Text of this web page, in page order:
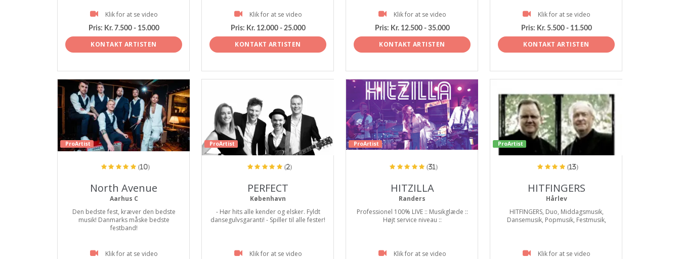
Klik for at se video
Pris: Kr. 7.500 - 15.000
KONTAKT ARTISTEN
Klik for at se video
Pris: Kr. 12.000 - 25.000
KONTAKT ARTISTEN
Klik for at se video
Pris: Kr. 12.500 - 35.000
KONTAKT ARTISTEN
Klik for at se video
Pris: Kr. 5.500 - 11.500
KONTAKT ARTISTEN
ProArtist
(10)
North Avenue
Aarhus C
Den bedste fest, kræver den bedste
musik! Danmarks måske bedste
festband!
Klik for at se video
ProArtist
(2)
PERFECT
København
- Hør hits alle kender og elsker. Fyldt
dansegulvsgaranti! - Spiller til alle fester!
Klik for at se video
ProArtist
(31)
HITZILLA
Randers
Professionel 100% LIVE :: Musikglæde ::
Højt service niveau ::
Klik for at se video
ProArtist
(13)
HITFINGERS
Hårlev
HITFINGERS, Duo, Middagsmusik,
Dansemusik, Popmusik, Festmusik,
Klik for at se video